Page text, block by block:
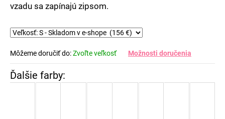
vzadu sa zapínajú zipsom.
Môžeme doručiť do:Zvoľte veľkosť Možnosti doručenia